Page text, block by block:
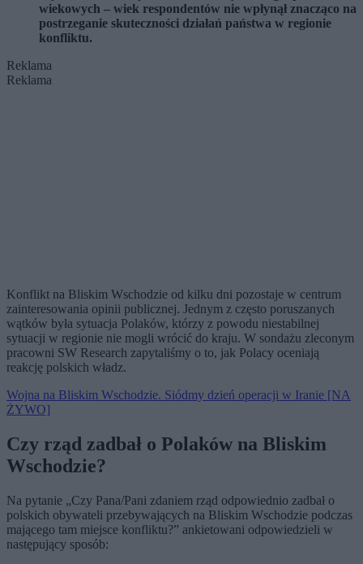
wiekowych – wiek respondentów nie wpłynął znacząco na
postrzeganie skuteczności działań państwa w regionie
konfliktu.
Reklama
Reklama
Konflikt na Bliskim Wschodzie od kilku dni pozostaje w centrum
zainteresowania opinii publicznej. Jednym z często poruszanych
wątków była sytuacja Polaków, którzy z powodu niestabilnej
sytuacji w regionie nie mogli wrócić do kraju. W sondażu zleconym
pracowni SW Research zapytaliśmy o to, jak Polacy oceniają
reakcję polskich władz.
Wojna na Bliskim Wschodzie. Siódmy dzień operacji w Iranie [NA
ŻYWO]
Czy rząd zadbał o Polaków na Bliskim
Wschodzie?
Na pytanie „Czy Pana/Pani zdaniem rząd odpowiednio zadbał o
polskich obywateli przebywających na Bliskim Wschodzie podczas
mającego tam miejsce konfliktu?” ankietowani odpowiedzieli w
następujący sposób: